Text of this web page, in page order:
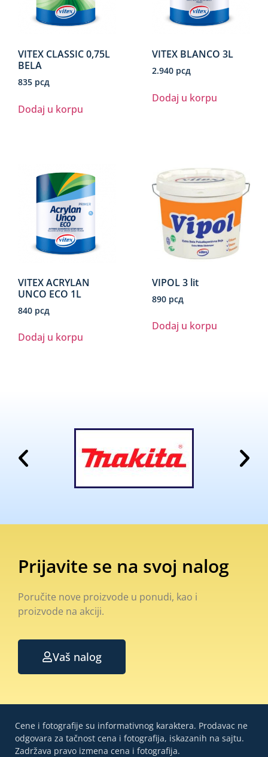
VITEX CLASSIC 0,75L
BELA
835 рсд
Dodaj u korpu
VITEX BLANCO 3L
2.940 рсд
Dodaj u korpu
VITEX ACRYLAN
UNCO ECO 1L
840 рсд
Dodaj u korpu
VIPOL 3 lit
890 рсд
Dodaj u korpu
Prijavite se na svoj nalog
Poručite nove proizvode u ponudi, kao i
proizvode na akciji.
Vaš nalog
Cene i fotografije su informativnog karaktera. Prodavac ne
odgovara za tačnost cena i fotografija, iskazanih na sajtu.
Zadržava pravo izmena cena i fotografija.